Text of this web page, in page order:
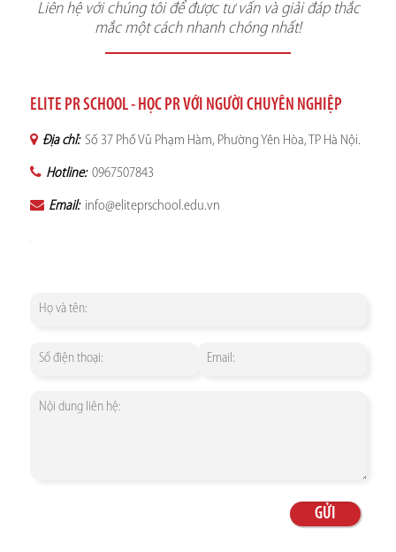
Liên hệ với chúng tôi để được tư vấn và giải đáp thắc
mắc một cách nhanh chóng nhất!
ELITE PR SCHOOL - HỌC PR VỚI NGƯỜI CHUYÊN NGHIỆP
Địa chỉ: Số 37 Phố Vũ Phạm Hàm, Phường Yên Hòa, TP Hà Nội.
Hotline: 0967507843
Email: info@eliteprschool.edu.vn